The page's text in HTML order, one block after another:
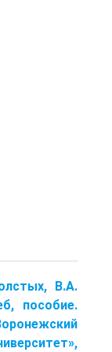
В.А.
пособие.